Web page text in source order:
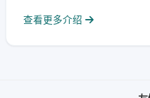
查看更多介绍